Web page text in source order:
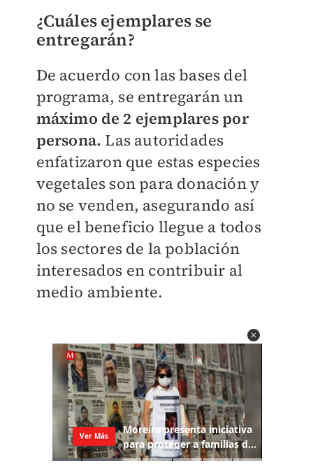
¿Cuáles ejemplares se
entregarán?
De acuerdo con las bases del
programa, se entregarán un
máximo de 2 ejemplares por
persona. Las autoridades
enfatizaron que estas especies
vegetales son para donación y
no se venden, asegurando así
que el beneficio llegue a todos
los sectores de la población
interesados en contribuir al
medio ambiente.